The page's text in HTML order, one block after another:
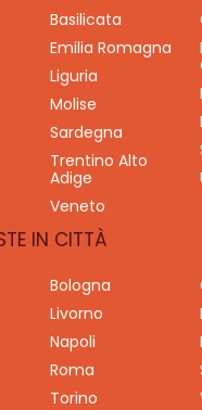
Basilicata
Emilia Romagna
Liguria
Molise
Sardegna
Trentino Alto
Adige
Veneto
IN CITTÀ
Bologna
Livorno
Napoli
Roma
Torino